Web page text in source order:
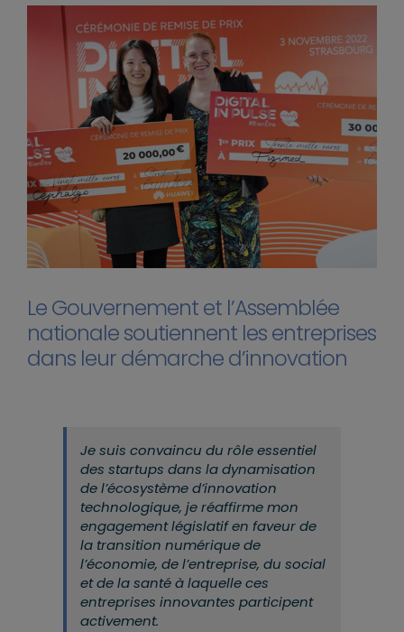
Le Gouvernement et l’Assemblée
nationale soutiennent les entreprises
dans leur démarche d’innovation
Je suis convaincu du rôle essentiel
des startups dans la dynamisation
de l’écosystème d’innovation
technologique, je réaffirme mon
engagement législatif en faveur de
la transition numérique de
l’économie, de l’entreprise, du social
et de la santé à laquelle ces
entreprises innovantes participent
activement.